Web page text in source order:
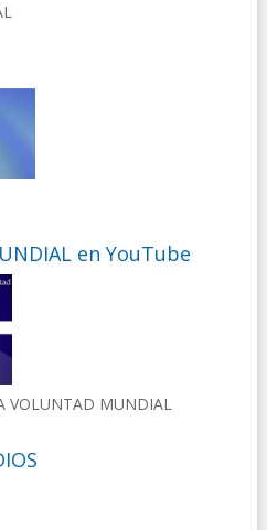
en YouTube
VOLUNTAD MUNDIAL